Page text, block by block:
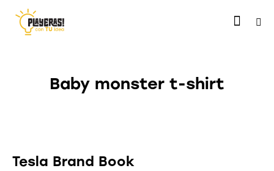
Baby monster t-shirt
Tesla Brand Book